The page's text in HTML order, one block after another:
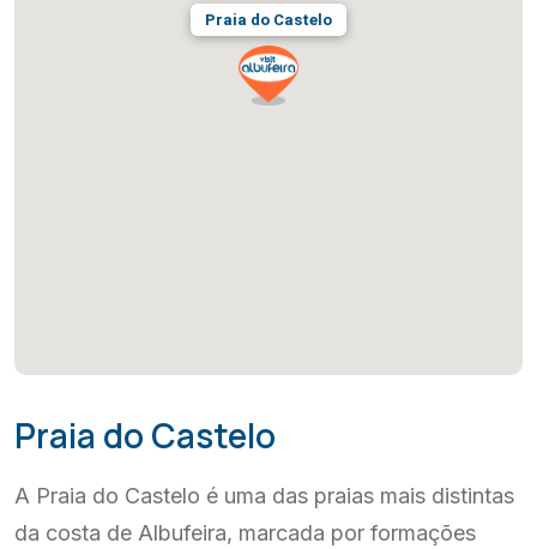
Praia do Castelo
Praia do Castelo
A Praia do Castelo é uma das praias mais distintas
da costa de Albufeira, marcada por formações